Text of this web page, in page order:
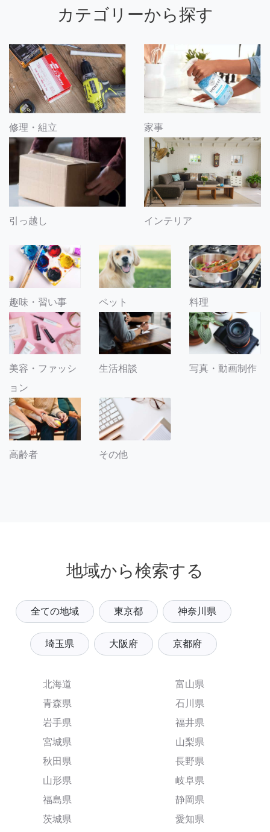
カテゴリーから探す
修理・組立 家事
引っ越し インテリア
趣味・習い事 ペット 料理
美容・ファッシ
ョン
生活相談 写真・動画制作
高齢者 その他
地域から検索する
全ての地域 東京都 神奈川県
埼玉県 大阪府 京都府
北海道
青森県
岩手県
宮城県
秋田県
山形県
福島県
茨城県
富山県
石川県
福井県
山梨県
長野県
岐阜県
静岡県
愛知県